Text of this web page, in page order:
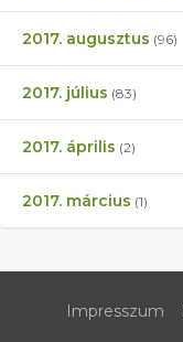
2017. augusztus (96)
2017. július (83)
2017. április (2)
2017. március (1)
Impresszum